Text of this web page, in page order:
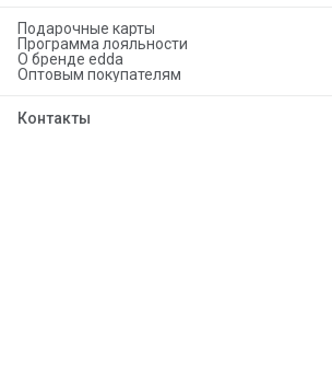
Подарочные карты
Программа лояльности
О бренде edda
Оптовым покупателям
Контакты